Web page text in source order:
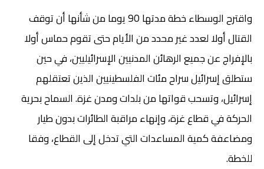
واقترح الوسطاء خطة مدتها 90 يوما من شأنها أن توقف
القتال أولا لعدد غير محدد من الأيام حتى تقوم حماس أولا
بالإفراج عن جميع الرهائن المدنيين الإسرائيليين، في حين
ستطلق إسرائيل سراح مئات الفلسطينيين الذين تعتقلهم
إسرائيل، وتسحب قواتها من بلدات ومدن غزة. السماح بحرية
الحركة في قطاع غزة، وإنهاء مراقبة الطائرات بدون طيار
ومضاعفة كمية المساعدات التي تدخل إلى القطاع، وفقا
للخطة.